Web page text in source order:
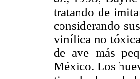
tratando de
considerando
vinílica no
de ave más
México. Los